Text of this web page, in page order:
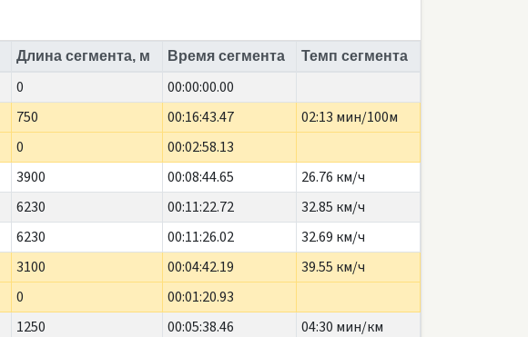
Длина сегмента, м Время сегмента
Темп сегмента
0 00:00:00.00
750 00:16:43.47 02:13 мин/100м
0 00:02:58.13
3900 00:08:44.65 26.76 км/ч
6230 00:11:22.72 32.85 км/ч
6230 00:11:26.02 32.69 км/ч
3100 00:04:42.19 39.55 км/ч
0 00:01:20.93
1250 00:05:38.46 04:30 мин/км